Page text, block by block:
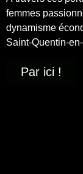
femmes
dynamisme
Saint-Quentin-
Par ici !